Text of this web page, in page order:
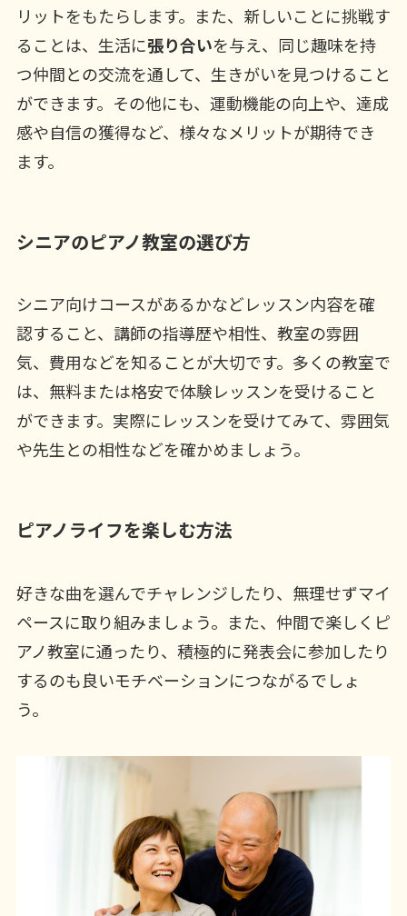
リットをもたらします。また、新しいことに挑戦す
ることは、生活に張り合いを与え、同じ趣味を持
つ仲間との交流を通して、生きがいを見つけること
ができます。その他にも、運動機能の向上や、達成
感や自信の獲得など、様々なメリットが期待でき
ます。
シニアのピアノ教室の選び方
シニア向けコースがあるかなどレッスン内容を確
認すること、講師の指導歴や相性、教室の雰囲
気、費用などを知ることが大切です。多くの教室で
は、無料または格安で体験レッスンを受けること
ができます。実際にレッスンを受けてみて、雰囲気
や先生との相性などを確かめましょう。
ピアノライフを楽しむ方法
好きな曲を選んでチャレンジしたり、無理せずマイ
ペースに取り組みましょう。また、仲間で楽しくピ
アノ教室に通ったり、積極的に発表会に参加したり
するのも良いモチベーションにつながるでしょ
う。